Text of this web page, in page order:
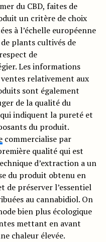
du CBD, faites de
un critère de choix
à l’échelle européenne
plants cultivés de
de
Les informations
relativement aux
sont également
de la qualité du
indiquent la pureté et
du produit.
commercialise par
qualité qui est
d’extraction a un
du produit obtenu en
de préserver l’essentiel
au cannabidiol. On
bien plus écologique
mettant en avant
chaleur élevée.